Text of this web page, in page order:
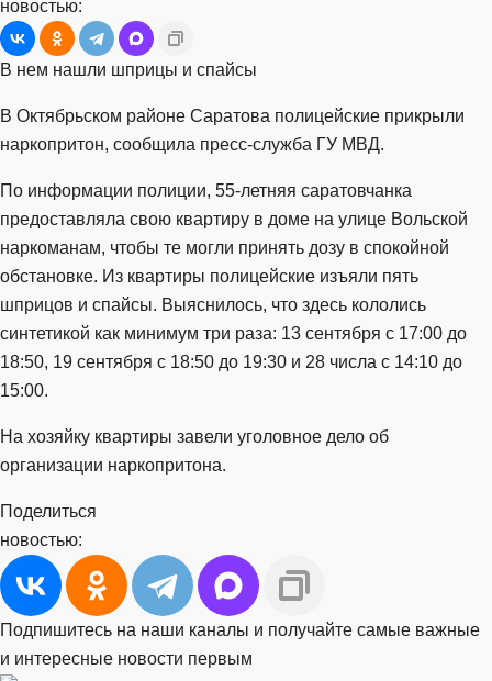
новостью:
В нем нашли шприцы и спайсы
В Октябрьском районе Саратова полицейские прикрыли
наркопритон, сообщила пресс-служба ГУ МВД.
По информации полиции, 55-летняя саратовчанка
предоставляла свою квартиру в доме на улице Вольской
наркоманам, чтобы те могли принять дозу в спокойной
обстановке. Из квартиры полицейские изъяли пять
шприцов и спайсы. Выяснилось, что здесь кололись
синтетикой как минимум три раза: 13 сентября с 17:00 до
18:50, 19 сентября с 18:50 до 19:30 и 28 числа с 14:10 до
15:00.
На хозяйку квартиры завели уголовное дело об
организации наркопритона.
Поделиться
новостью:
Подпишитесь на наши каналы и получайте самые важные
и интересные новости первым